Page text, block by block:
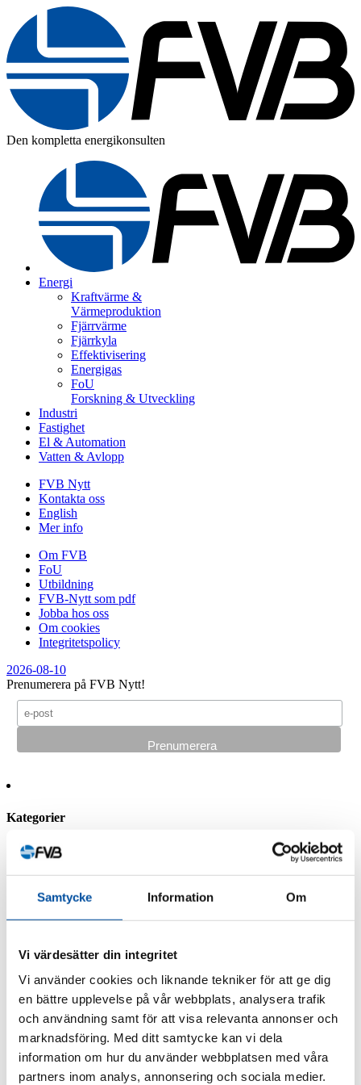
Samtycke Information Om
Vi värdesätter din integritet
Vi använder cookies och liknande tekniker för att ge dig
en bättre upplevelse på vår webbplats, analysera trafik
och användning samt för att visa relevanta annonser och
marknadsföring. Med ditt samtycke kan vi dela
information om hur du använder webbplatsen med våra
partners inom analys, annonsering och sociala medier.
Den kompletta energikonsulten
Energi
Kraftvärme &
Värmeproduktion
Fjärrvärme
Fjärrkyla
Effektivisering
Energigas
FoU
Forskning & Utveckling
Industri
Fastighet
El & Automation
Vatten & Avlopp
FVB Nytt
Kontakta oss
English
Mer info
Om FVB
FoU
Utbildning
FVB-Nytt som pdf
Jobba hos oss
Om cookies
Integritetspolicy
2026-08-10
Prenumerera på FVB Nytt!
Kategorier
FVB-Nytt nr 58
FVB-Nytt nr 57
FVB-Nytt nr 56
FVB-Nytt nr 55
FVB-Nytt nr 54
FVB-Nytt nr 53
FVB-Nytt nr 51
FVB-Nytt nr 49
FVB-Nytt nr 48
FVB-Nytt nr 47
FVB-Nytt nr 46
FVB-Nytt nr 45
FVB-Nytt nr 44
FVB-Nytt nr 42